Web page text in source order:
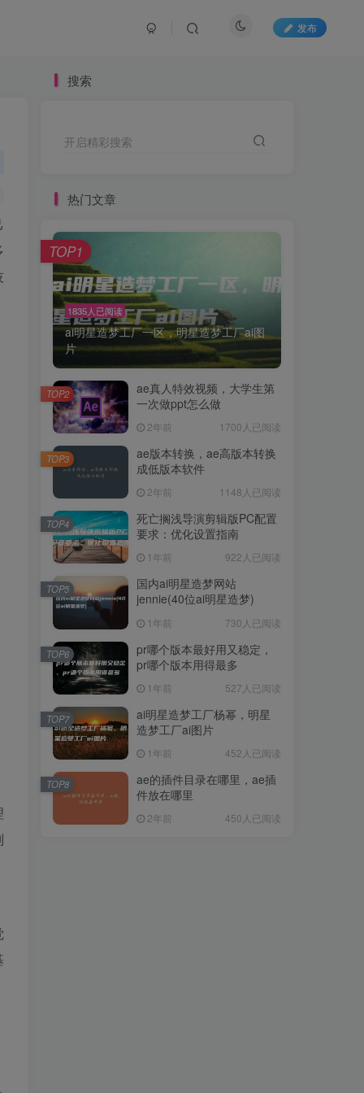
发布
搜索
开启精彩搜索
热门文章
1835人已阅读
ai明星造梦工厂一区，明星造梦工厂ai图
片
TOP1
ae真人特效视频，大学生第
一次做ppt怎么做
2年前 1700人已阅读
TOP2
ae版本转换，ae高版本转换
成低版本软件
2年前 1148人已阅读
TOP3
死亡搁浅导演剪辑版PC配置
要求：优化设置指南
1年前 922人已阅读
TOP4
国内ai明星造梦网站
jennie(40位ai明星造梦)
1年前 730人已阅读
TOP5
pr哪个版本最好用又稳定，
pr哪个版本用得最多
1年前 527人已阅读
TOP6
ai明星造梦工厂杨幂，明星
造梦工厂ai图片
1年前 452人已阅读
TOP7
ae的插件目录在哪里，ae插
件放在哪里
2年前 450人已阅读
TOP8